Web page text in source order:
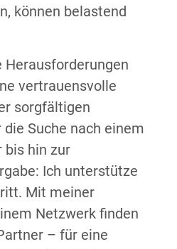
können belastend
Herausforderungen
vertrauensvolle
sorgfältigen
Suche nach einem
bis hin zur
Ich unterstütze
Mit meiner
Netzwerk finden
– für eine